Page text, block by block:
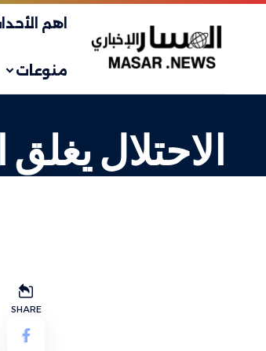
اهم
منوعات
الاحتلال
SHARE